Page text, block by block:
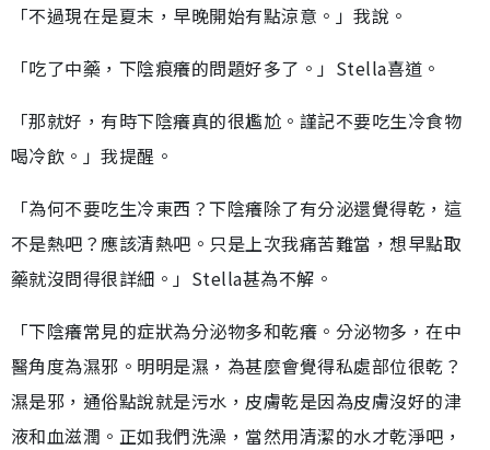
「不過現在是夏末，早晚開始有點涼意。」我說。
「吃了中藥，下陰痕癢的問題好多了。」Stella喜道。
「那就好，有時下陰癢真的很尷尬。謹記不要吃生冷食物
喝冷飲。」我提醒。
「為何不要吃生冷東西？下陰癢除了有分泌還覺得乾，這
不是熱吧？應該清熱吧。只是上次我痛苦難當，想早點取
藥就沒問得很詳細。」Stella甚為不解。
「下陰癢常見的症狀為分泌物多和乾癢。分泌物多，在中
醫角度為濕邪。明明是濕，為甚麼會覺得私處部位很乾？
濕是邪，通俗點說就是污水，皮膚乾是因為皮膚沒好的津
液和血滋潤。正如我們洗澡，當然用清潔的水才乾淨吧，